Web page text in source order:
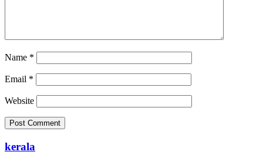
Name *
Email *
Website
kerala